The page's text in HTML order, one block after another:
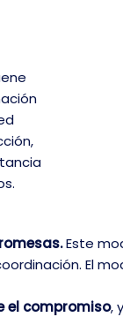
Este
El
el compromiso, y